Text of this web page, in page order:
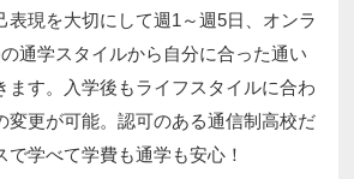
表現を大切にして週1～週5日、オンラ
通学スタイルから自分に合った通い
ます。入学後もライフスタイルに合わ
変更が可能。認可のある通信制高校だ
学べて学費も通学も安心！